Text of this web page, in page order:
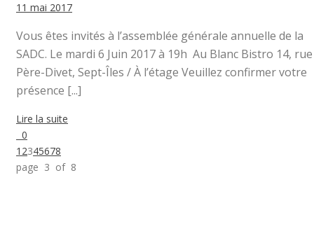
11 mai 2017
Vous êtes invités à l’assemblée générale annuelle de la
SADC. Le mardi 6 Juin 2017 à 19h Au Blanc Bistro 14, rue
Père-Divet, Sept-Îles / À l’étage Veuillez confirmer votre
présence [...]
Lire la suite
0
1 2345678
page 3 of 8